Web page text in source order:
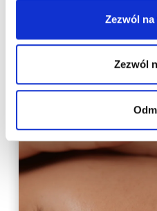
Zezwól
Zezwól
Nowości na
blogu